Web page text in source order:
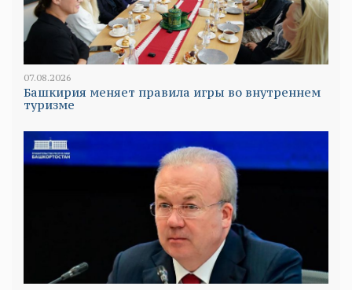
07.08.2026
Башкирия меняет правила игры во внутреннем
туризме